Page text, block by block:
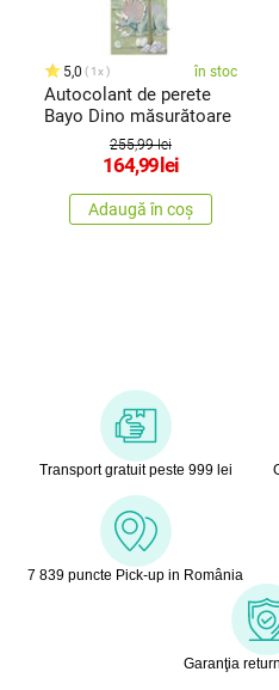
5,0 1x în stoc
Autocolant de perete
Bayo Dino măsurătoare
255,99 lei
164,99 lei
Adaugă în coș
Transport gratuit peste 999 lei
7 839 puncte Pick-up in România
Garanţia